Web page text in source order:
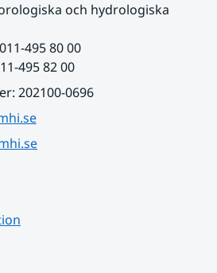
och hydrologiska
495 80 00
495 82 00
202100-0696